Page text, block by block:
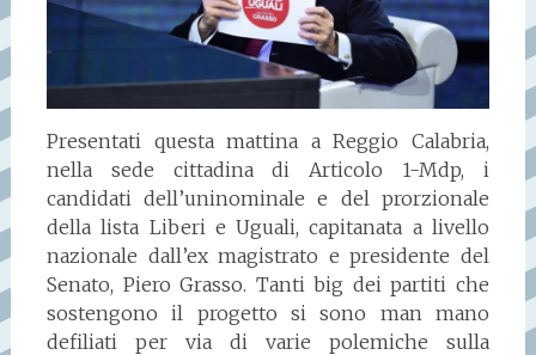
Presentati questa mattina a Reggio Calabria,
nella sede cittadina di Articolo 1-Mdp, i
candidati dell’uninominale e del prorzionale
della lista Liberi e Uguali, capitanata a livello
nazionale dall’ex magistrato e presidente del
Senato, Piero Grasso. Tanti big dei partiti che
sostengono il progetto si sono man mano
defiliati per via di varie polemiche sulla